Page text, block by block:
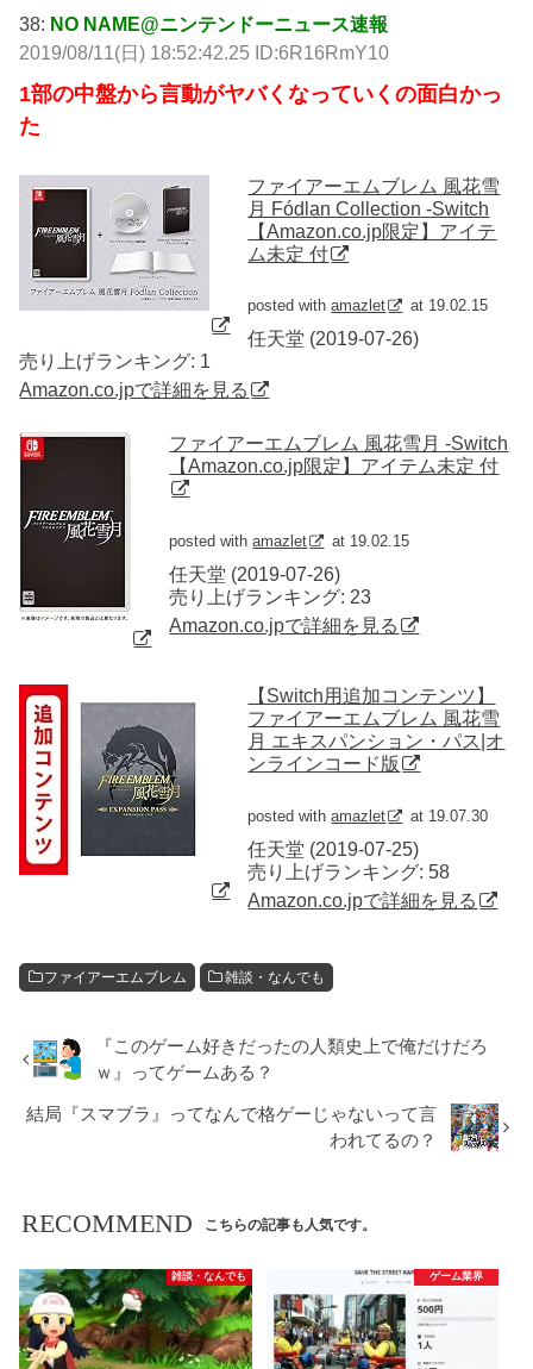
38: NO NAME@ニンテンドーニュース速報
2019/08/11(日) 18:52:42.25 ID:6R16RmY10
1部の中盤から言動がヤバくなっていくの面白かっ
た
ファイアーエムブレム 風花雪
月 Fódlan Collection -Switch
【Amazon.co.jp限定】アイテ
ム未定 付
posted withamazlet at 19.02.15
任天堂 (2019-07-26)
売り上げランキング: 1
Amazon.co.jpで詳細を見る
ファイアーエムブレム 風花雪月 -Switch
【Amazon.co.jp限定】アイテム未定 付
posted withamazlet at 19.02.15
任天堂 (2019-07-26)
売り上げランキング: 23
Amazon.co.jpで詳細を見る
【Switch用追加コンテンツ】
ファイアーエムブレム 風花雪
月 エキスパンション・パス|オ
ンラインコード版
posted withamazlet at 19.07.30
任天堂 (2019-07-25)
売り上げランキング: 58
Amazon.co.jpで詳細を見る
ファイアーエムブレム 雑談・なんでも
『このゲーム好きだったの人類史上で俺だけだろ
ｗ』ってゲームある？
結局『スマブラ』ってなんで格ゲーじゃないって言
われてるの？
RECOMMEND こちらの記事も人気です。
雑談・なんでも ゲーム業界